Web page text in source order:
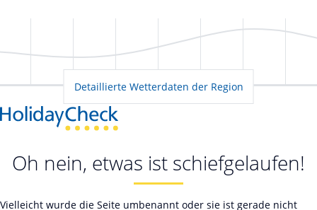
Detaillierte Wetterdaten der Region
Oh nein, etwas ist schiefgelaufen!
Vielleicht wurde die Seite umbenannt oder sie ist gerade nicht